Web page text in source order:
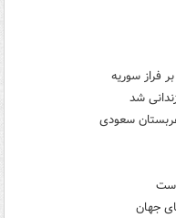
فراز سوریه
شد
سعودی
جهان